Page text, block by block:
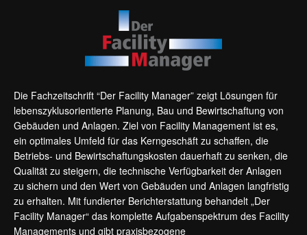
Die Fachzeitschrift “Der Facility Manager” zeigt Lösungen für
lebenszyklusorientierte Planung, Bau und Bewirtschaftung von
Gebäuden und Anlagen. Ziel von Facility Management ist es,
ein optimales Umfeld für das Kerngeschäft zu schaffen, die
Betriebs- und Bewirtschaftungskosten dauerhaft zu senken, die
Qualität zu steigern, die technische Verfügbarkeit der Anlagen
zu sichern und den Wert von Gebäuden und Anlagen langfristig
zu erhalten. Mit fundierter Berichterstattung behandelt „Der
Facility Manager“ das komplette Aufgabenspektrum des Facility
Managements und gibt praxisbezogene